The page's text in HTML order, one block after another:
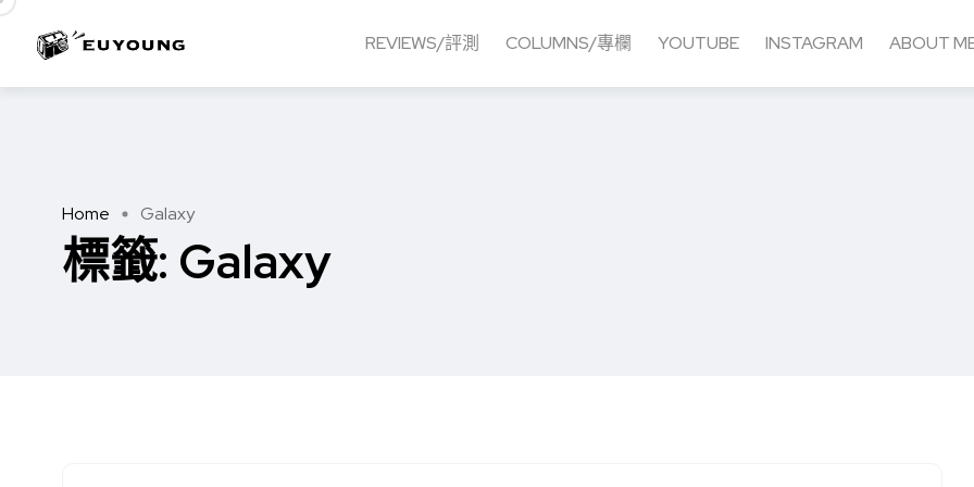
REVIEWS/評測 COLUMNS/專欄 YOUTUBE INSTAGRAM ABOUT
Home Galaxy
標籤: Galaxy